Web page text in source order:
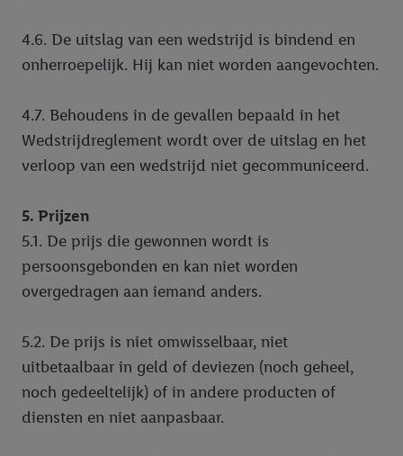
4.6. De uitslag van een wedstrijd is bindend en
onherroepelijk. Hij kan niet worden aangevochten.
4.7. Behoudens in de gevallen bepaald in het
Wedstrijdreglement wordt over de uitslag en het
verloop van een wedstrijd niet gecommuniceerd.
5. Prijzen
5.1. De prijs die gewonnen wordt is
persoonsgebonden en kan niet worden
overgedragen aan iemand anders.
5.2. De prijs is niet omwisselbaar, niet
uitbetaalbaar in geld of deviezen (noch geheel,
noch gedeeltelijk) of in andere producten of
diensten en niet aanpasbaar.